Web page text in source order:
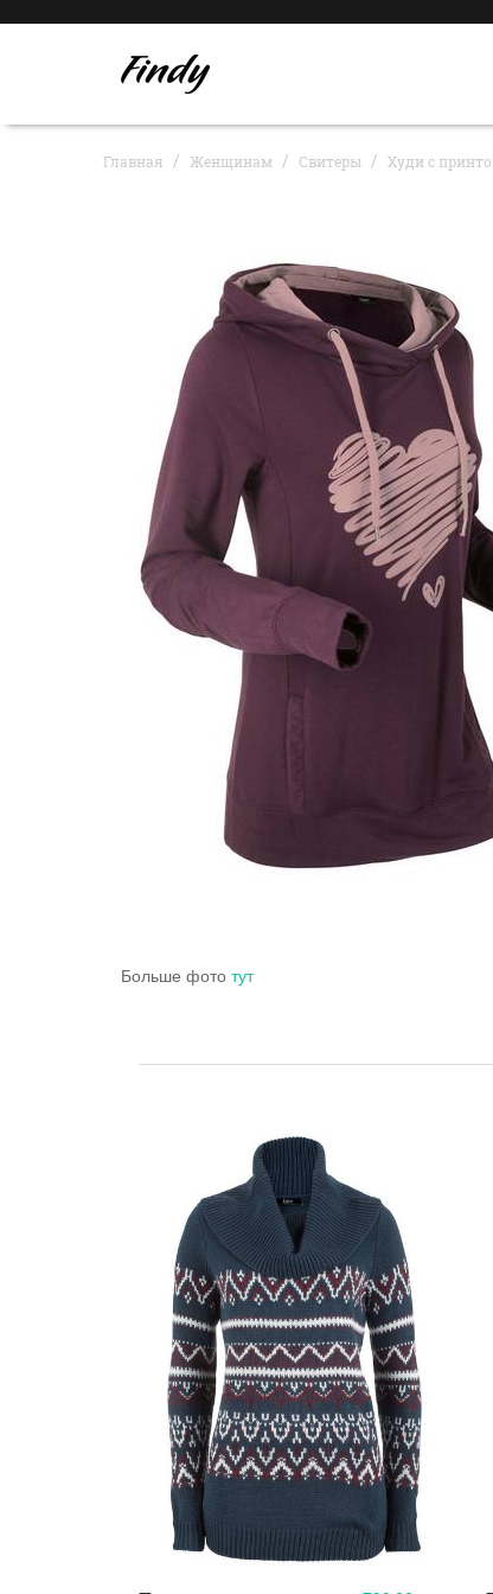
Главная Женщинам Свитеры Худи с
Больше фото тут